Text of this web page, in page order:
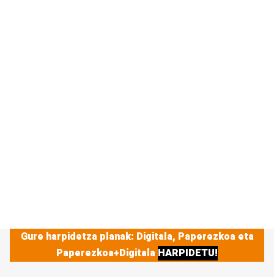
Gure harpidetza planak: Digitala, Paperezkoa eta
Paperezkoa+Digitala HARPIDETU!